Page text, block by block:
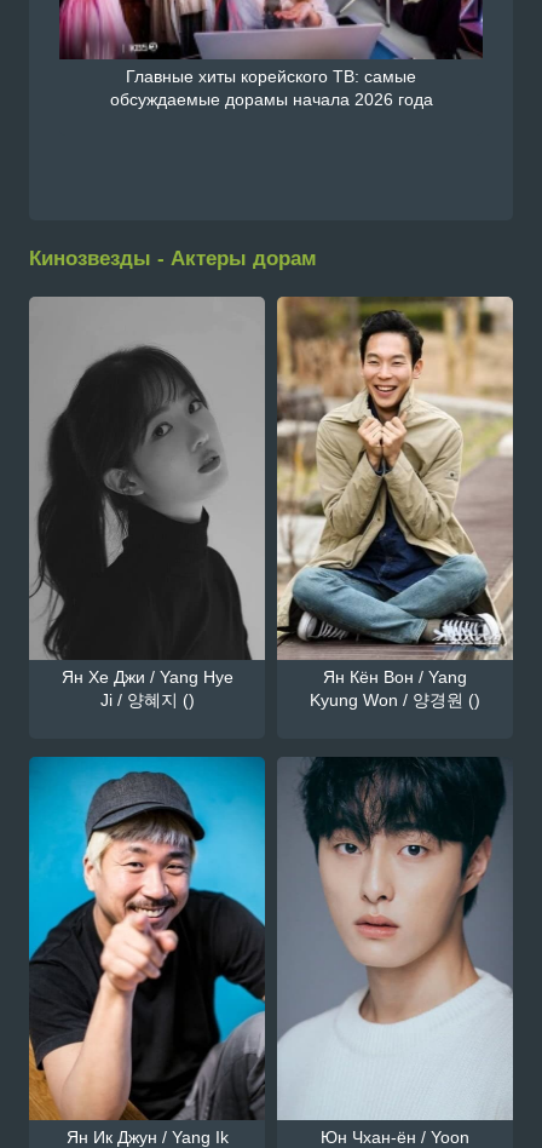
Главные хиты корейского ТВ: самые
обсуждаемые дорамы начала 2026 года
Кинозвезды - Актеры дорам
Ян Хе Джи / Yang Hye
Ji / 양혜지 ()
Ян Кён Вон / Yang
Kyung Won / 양경원 ()
Ян Ик Джун / Yang Ik
Юн Чхан-ён / Yoon